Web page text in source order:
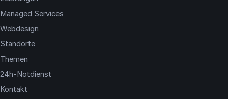
Managed Services
Webdesign
Standorte
Themen
24h-Notdienst
Kontakt